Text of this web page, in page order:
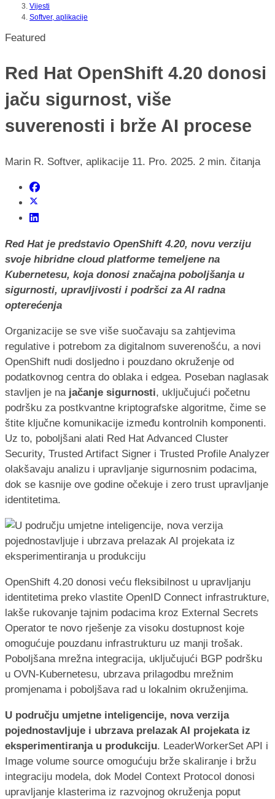
Vijesti
Softver, aplikacije
Featured
Red Hat OpenShift 4.20 donosi
jaču sigurnost, više
suverenosti i brže AI procese
Marin R. Softver, aplikacije 11. Pro. 2025. 2 min. čitanja
Red Hat je predstavio OpenShift 4.20, novu verziju
svoje hibridne cloud platforme temeljene na
Kubernetesu, koja donosi značajna poboljšanja u
sigurnosti, upravljivosti i podršci za AI radna
opterećenja
Organizacije se sve više suočavaju sa zahtjevima
regulative i potrebom za digitalnom suverenošću, a novi
OpenShift nudi dosljedno i pouzdano okruženje od
podatkovnog centra do oblaka i edgea. Poseban naglasak
stavljen je na jačanje sigurnosti, uključujući početnu
podršku za postkvantne kriptografske algoritme, čime se
štite ključne komunikacije između kontrolnih komponenti.
Uz to, poboljšani alati Red Hat Advanced Cluster
Security, Trusted Artifact Signer i Trusted Profile Analyzer
olakšavaju analizu i upravljanje sigurnosnim podacima,
dok se kasnije ove godine očekuje i zero trust upravljanje
identitetima.
OpenShift 4.20 donosi veću fleksibilnost u upravljanju
identitetima preko vlastite OpenID Connect infrastrukture,
lakše rukovanje tajnim podacima kroz External Secrets
Operator te novo rješenje za visoku dostupnost koje
omogućuje pouzdanu infrastrukturu uz manji trošak.
Poboljšana mrežna integracija, uključujući BGP podršku
u OVN-Kubernetesu, ubrzava prilagodbu mrežnim
promjenama i poboljšava rad u lokalnim okruženjima.
U području umjetne inteligencije, nova verzija
pojednostavljuje i ubrzava prelazak AI projekata iz
eksperimentiranja u produkciju. LeaderWorkerSet API i
Image volume source omogućuju brže skaliranje i bržu
integraciju modela, dok Model Context Protocol donosi
upravljanje klasterima iz razvojnog okruženja poput